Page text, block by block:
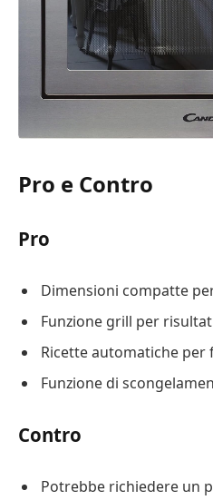
Pro e Contro
Pro
Dimensioni compatte
Funzione grill per
Ricette automatiche per
Funzione di
Contro
Potrebbe richiedere un